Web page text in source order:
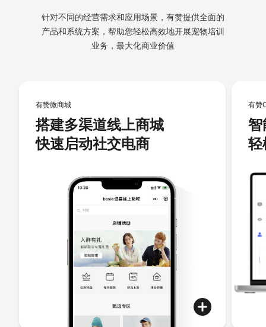
针对不同的经营需求和应用场景，有赞提供全面的
产品和系统方案， 帮助您轻松高效地开展宠物培训
业务，最大化商业价值
有赞微商城
搭建多渠道线上商城
快速启动社交电商
有赞
智
轻